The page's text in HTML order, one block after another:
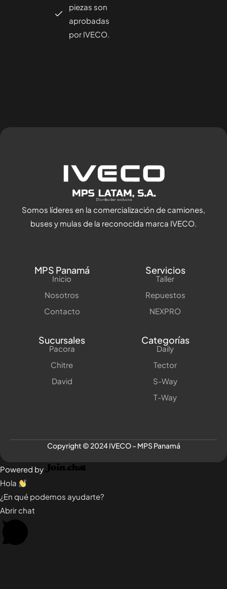
piezas son
aprobadas
por IVECO.
Somos líderes en la comercialización de camiones,
buses y mulas de la reconocida marca IVECO.
MPS Panamá
Inicio
Nosotros
Contacto
Servicios
Taller
Repuestos
NEXPRO
Sucursales
Pacora
Chitre
David
Categorías
Daily
Tector
S-Way
T-Way
Copyright © 2024 IVECO – MPS Panamá
Powered by
Hola
¿En qué podemos ayudarte?
Abrir chat